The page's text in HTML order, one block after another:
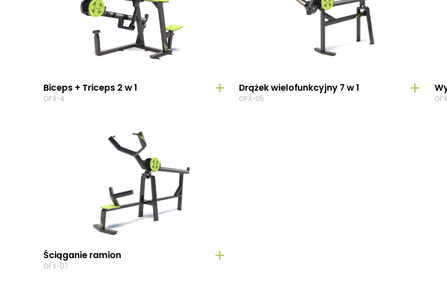
Biceps + Triceps 2 w 1
OFX-4
Drążek wielofunkcyjny 7 w 1
OFX-05
Ściąganie ramion
OFX-07